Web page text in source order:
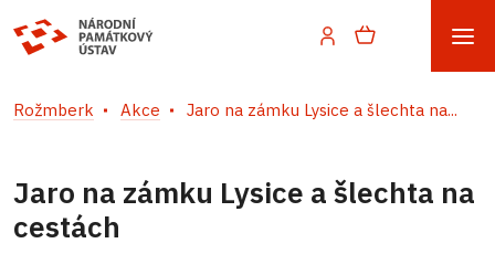
Rožmberk Akce Jaro na zámku Lysice a šlechta na...
Jaro na zámku Lysice a šlechta na
cestách